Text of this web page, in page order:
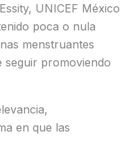
UNICEF México
poca o nula
menstruantes
seguir promoviendo
en que las